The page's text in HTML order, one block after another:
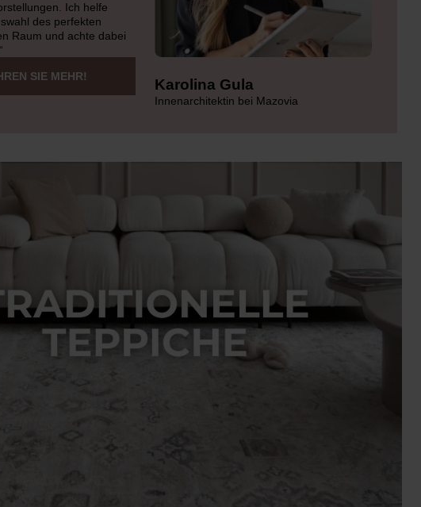
Ich helfe
des perfekten
Raum und achte dabei
SIE MEHR! Karolina Gula
Innenarchitektin bei Mazovia